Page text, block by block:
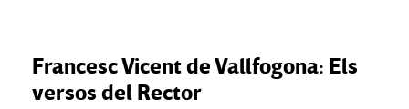
Francesc Vicent de Vallfogona: Els
versos del Rector